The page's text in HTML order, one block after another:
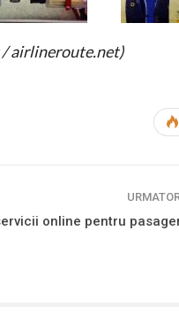
/ airlineroute.net)
online pentru